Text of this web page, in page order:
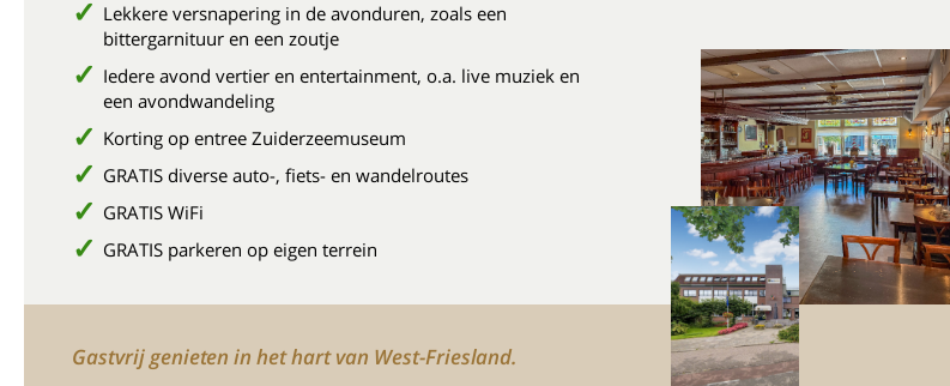
Lekkere versnapering in de avonduren, zoals een
bittergarnituur en een zoutje
Iedere avond vertier en entertainment, o.a. live muziek en
een avondwandeling
Korting op entree Zuiderzeemuseum
GRATIS diverse auto-, fiets- en wandelroutes
GRATIS WiFi
GRATIS parkeren op eigen terrein
Gastvrij genieten in het hart van West-Friesland.